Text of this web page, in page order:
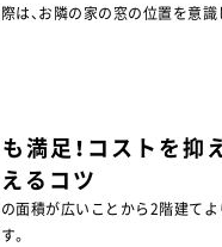
は、お隣の家の窓の位置を意
満足！コストを抑
るコツ
面積が広いことから2階建て
。